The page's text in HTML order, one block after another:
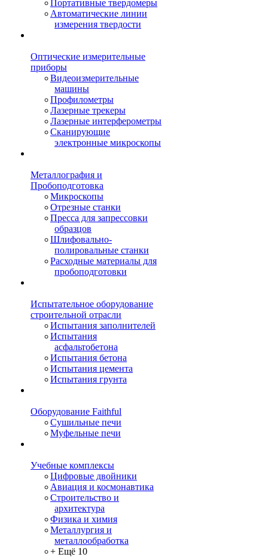
Портативные твердомеры
Автоматические линии
измерения твердости
Оптические измерительные
приборы
Видеоизмерительные
машины
Профилометры
Лазерные трекеры
Лазерные интерферометры
Сканирующие
электронные микроскопы
Металлография и
Пробоподготовка
Микроскопы
Отрезные станки
Пресса для запрессовки
образцов
Шлифовально-
полировальные станки
Расходные материалы для
пробоподготовки
Испытательное оборудование
строительной отрасли
Испытания заполнителей
Испытания
асфальтобетона
Испытания бетона
Испытания цемента
Испытания грунта
Оборудование Faithful
Сушильные печи
Муфельные печи
Учебные комплексы
Цифровые двойники
Авиация и космонавтика
Строительство и
архитектура
Физика и химия
Металлургия и
металлообработка
+ Ещё 10